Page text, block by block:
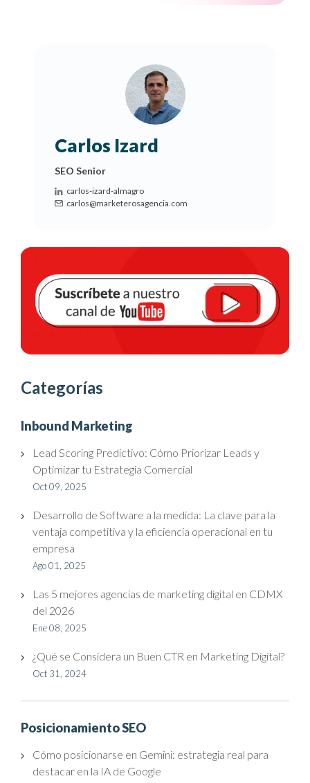
Carlos Izard
SEO Senior
carlos-izard-almagro
carlos@marketerosagencia.com
Categorías
Inbound Marketing
Lead Scoring Predictivo: Cómo Priorizar Leads y
Optimizar tu Estrategia Comercial
Oct 09, 2025
Desarrollo de Software a la medida: La clave para la
ventaja competitiva y la eficiencia operacional en tu
empresa
Ago 01, 2025
Las 5 mejores agencias de marketing digital en CDMX
del 2026
Ene 08, 2025
¿Qué se Considera un Buen CTR en Marketing Digital?
Oct 31, 2024
Posicionamiento SEO
Cómo posicionarse en Gemini: estrategia real para
destacar en la IA de Google